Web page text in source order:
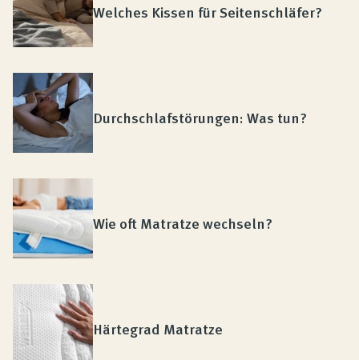
Welches Kissen für Seitenschläfer?
Durchschlafstörungen: Was tun?
Wie oft Matratze wechseln?
Härtegrad Matratze